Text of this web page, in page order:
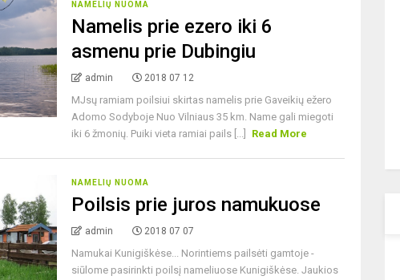
NAMELIŲ NUOMA
Namelis prie ezero iki 6
asmenu prie Dubingiu
admin 2018 07 12
MJsų ramiam poilsiui skirtas namelis prie Gaveikių ežero
Adomo Sodyboje Nuo Vilniaus 35 km. Name gali miegoti
iki 6 žmonių. Puiki vieta ramiai pails [...]
Read More
NAMELIŲ NUOMA
Poilsis prie juros namukuose
admin 2018 07 07
Namukai Kunigiškėse... Norintiems pailsėti gamtoje -
siūlome pasirinkti poilsį nameliuose Kunigiškėse. Jaukios